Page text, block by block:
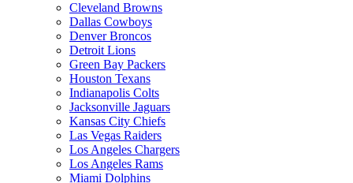
Cleveland Browns
Dallas Cowboys
Denver Broncos
Detroit Lions
Green Bay Packers
Houston Texans
Indianapolis Colts
Jacksonville Jaguars
Kansas City Chiefs
Las Vegas Raiders
Los Angeles Chargers
Los Angeles Rams
Miami Dolphins